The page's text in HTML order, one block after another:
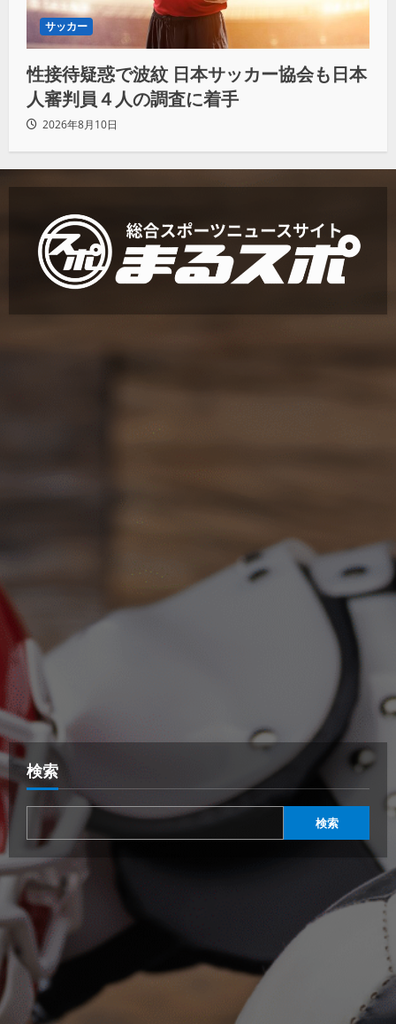
サッカー
性接待疑惑で波紋 日本サッカー協会も日本
人審判員４人の調査に着手
2026年8月10日
検索
検索